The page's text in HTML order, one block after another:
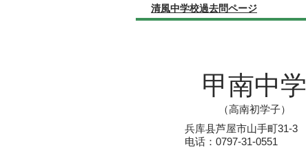
清風中学校過去問ページ
甲南中学
（高南初学子）
兵库县芦屋市山手町31-3
电话：0797-31-0551